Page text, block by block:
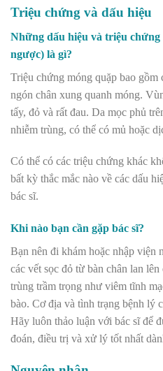
Triệu chứng và dấu hiệu
Những dấu hiệu và triệu chứng
ngược) là gì?
Triệu chứng móng quặp bao gồm
ngón chân xung quanh móng.
tấy, đỏ và rất đau. Da mọc phủ
nhiễm trùng, có thể có mủ hoặc
Có thể có các triệu chứng khác
bất kỳ thắc mắc nào về các dấu
bác sĩ.
Khi nào bạn cần gặp bác sĩ?
Bạn nên đi khám hoặc nhập viện
các vết sọc đỏ từ bàn chân lan
trùng trầm trọng như viêm tĩnh
bào. Cơ địa và tình trạng bệnh lý
Hãy luôn thảo luận với bác sĩ để
đoán, điều trị và xử lý tốt nhất